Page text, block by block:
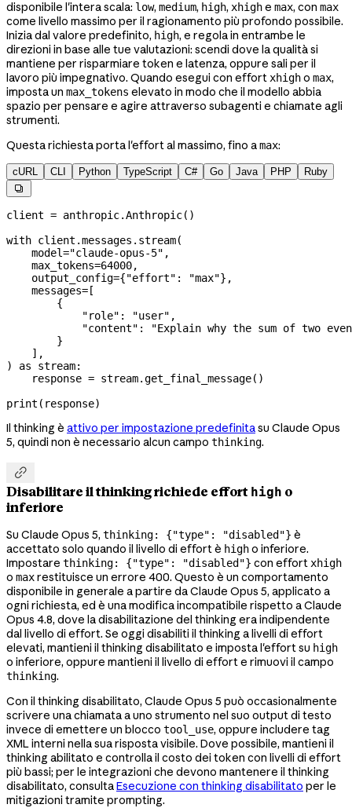
disponibile l'intera scala: low, medium, high, xhighe max, con max
come livello massimo per il ragionamento più profondo possibile.
Inizia dal valore predefinito, high, e regola in entrambe le
direzioni in base alle tue valutazioni: scendi dove la qualità si
mantiene per risparmiare token e latenza, oppure sali per il
lavoro più impegnativo. Quando esegui con effort xhigho max,
imposta un max_tokens elevato in modo che il modello abbia
spazio per pensare e agire attraverso subagenti e chiamate agli
strumenti.
Questa richiesta porta l'effort al massimo, fino amax:
cURL CLI Python TypeScript C# Go Java PHP Ruby

client = anthropic.Anthropic()
with client.messages.stream(
    model
="claude-opus-5" ,
    max_tokens
=64000,
    output_config
={"effort" : "max"},
    messages
= [
        {
            "role"
: "user" ,
            "content"
:
"Explain why the sum of two
        }
    ],
) as stream:
    response
= stream.get_final_message()
print (response)
Il thinking è attivo per impostazione predefinitasu Claude Opus
5, quindi non è necessario alcun campo thinking.

Disabilitare il thinking richiede effort high o
inferiore
Su Claude Opus 5, thinking: {"type": "disabled"} è
accettato solo quando il livello di effort è higho inferiore.
Impostare thinking: {"type": "disabled"} con effort xhigh
o maxrestituisce un errore 400. Questo è un comportamento
disponibile in generale a partire da Claude Opus 5, applicato a
ogni richiesta, ed è una modifica incompatibile rispetto a Claude
Opus 4.8, dove la disabilitazione del thinking era indipendente
dal livello di effort. Se oggi disabiliti il thinking a livelli di effort
elevati, mantieni il thinking disabilitato e imposta l'effort su high
o inferiore, oppure mantieni il livello di effort e rimuovi il campo
thinking.
Con il thinking disabilitato, Claude Opus 5 può occasionalmente
scrivere una chiamata a uno strumento nel suo output di testo
invece di emettere un blocco tool_use, oppure includere tag
XML interni nella sua risposta visibile. Dove possibile, mantieni il
thinking abilitato e controlla il costo dei token con livelli di effort
più bassi; per le integrazioni che devono mantenere il thinking
disabilitato, consultaEsecuzione con thinking disabilitato per le
mitigazioni tramite prompting.